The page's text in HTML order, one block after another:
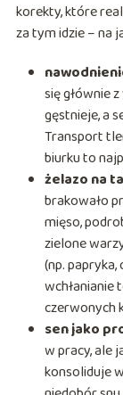
korekty, które
za tym idzie – na
się głównie
gęstnieje, a
Transport
biurku to
żelazo na
brakowało
mięso,
zielone
(np.
wchłanianie
czerwonych
sen jako
w pracy, ale
konsoliduje